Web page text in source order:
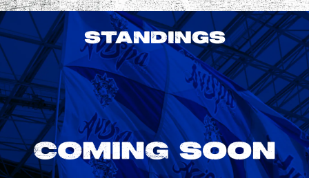
STANDINGS